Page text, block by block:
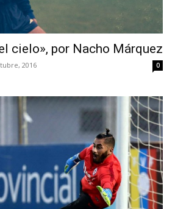
cielo», por Nacho Márquez
2016 0